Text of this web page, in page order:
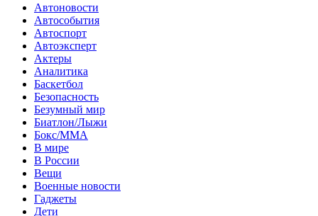
Автоновости
Автособытия
Автоспорт
Автоэксперт
Актеры
Аналитика
Баскетбол
Безопасность
Безумный мир
Биатлон/Лыжи
Бокс/MMA
В мире
В России
Вещи
Военные новости
Гаджеты
Дети